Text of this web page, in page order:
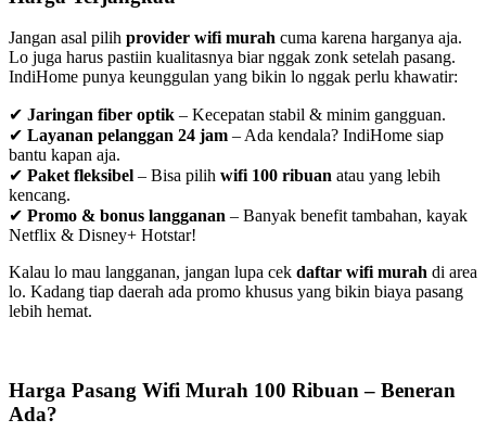
Jangan asal pilih provider wifi murah cuma karena harganya aja.
Lo juga harus pastiin kualitasnya biar nggak zonk setelah pasang.
IndiHome punya keunggulan yang bikin lo nggak perlu khawatir:
✔ Jaringan fiber optik – Kecepatan stabil & minim gangguan.
✔ Layanan pelanggan 24 jam – Ada kendala? IndiHome siap
bantu kapan aja.
✔ Paket fleksibel – Bisa pilih wifi 100 ribuan atau yang lebih
kencang.
✔ Promo & bonus langganan – Banyak benefit tambahan, kayak
Netflix & Disney+ Hotstar!
Kalau lo mau langganan, jangan lupa cek daftar wifi murah di area
lo. Kadang tiap daerah ada promo khusus yang bikin biaya pasang
lebih hemat.
Harga Pasang Wifi Murah 100 Ribuan – Beneran
Ada?